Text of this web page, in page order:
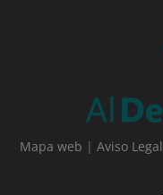
Mapa web | Aviso Legal